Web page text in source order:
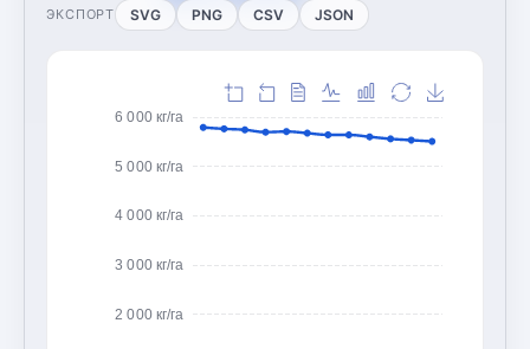
ЭКСПОРТ SVG PNG CSV JSON
2 000 кг/га
3 000 кг/га
4 000 кг/га
5 000 кг/га
6 000 кг/га